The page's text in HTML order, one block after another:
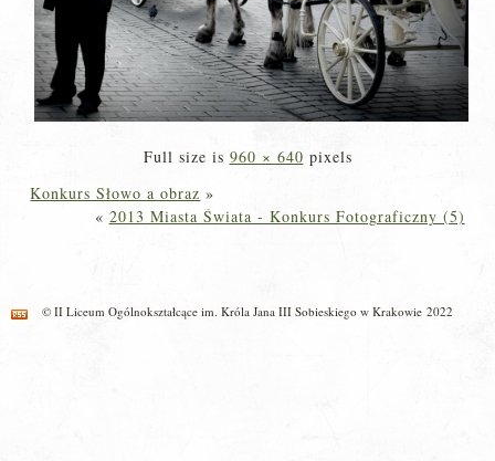
Full size is 960 × 640 pixels
Konkurs Słowo a obraz »
« 2013 Miasta Świata - Konkurs Fotograficzny (5)
© II Liceum Ogólnokształcące im. Króla Jana III Sobieskiego w Krakowie 2022